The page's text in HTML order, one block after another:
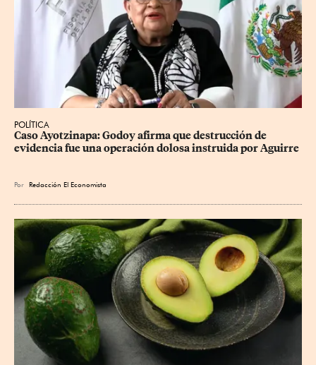
POLÍTICA
Caso Ayotzinapa: Godoy afirma que destrucción de
evidencia fue una operación dolosa instruida por Aguirre
Por Redacción El Economista